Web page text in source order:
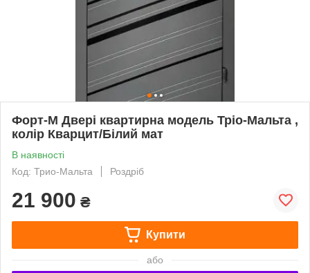
Форт-М Двері квартирна модель Тріо-Мальта ,
колір Кварцит/Білий мат
В наявності
Код: Трио-Мальта
Роздріб
21 900 ₴
Купити
або